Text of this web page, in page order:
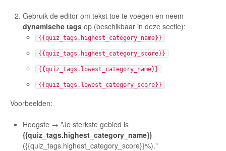
Gebruik de editor om tekst toe te voegen en neem
dynamische tags op (beschikbaar in deze sectie):
{{quiz_tags.highest_category_name}}
{{quiz_tags.highest_category_score}}
{{quiz_tags.lowest_category_name}}
{{quiz_tags.lowest_category_score}}
Voorbeelden:
Hoogste → "Je sterkste gebied is
{{quiz_tags.highest_category_name}}
({{quiz_tags.highest_category_score}}%)."